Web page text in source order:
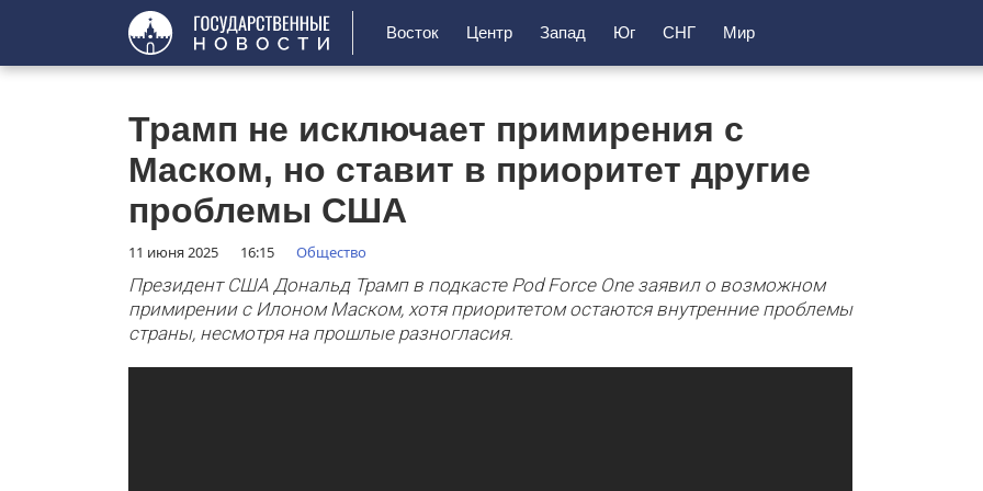
Восток Центр Запад Юг СНГ Мир
Трамп не исключает примирения с
Маском, но ставит в приоритет другие
проблемы США
11 июня 2025 16:15 Общество
Президент США Дональд Трамп в подкасте Pod Force One заявил о возможном
примирении с Илоном Маском, хотя приоритетом остаются внутренние проблемы
страны, несмотря на прошлые разногласия.